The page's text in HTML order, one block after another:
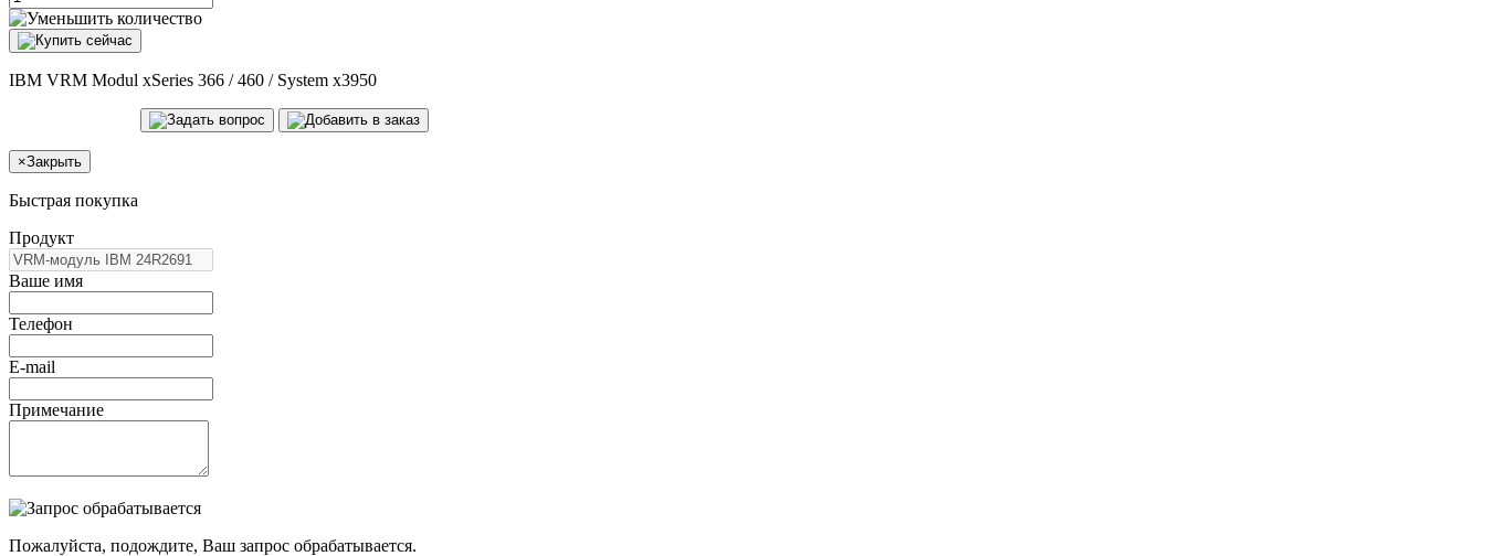
IBM VRM Modul xSeries 366 / 460 / System x3950
×Закрыть
Быстрая покупка
Продукт
Ваше имя
Телефон
E-mail
Примечание
Пожалуйста, подождите, Ваш запрос обрабатывается.